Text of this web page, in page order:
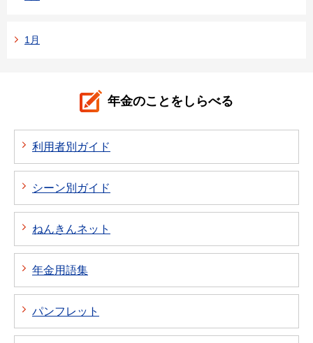
1月
年金のことをしらべる
利用者別ガイド
シーン別ガイド
ねんきんネット
年金用語集
パンフレット